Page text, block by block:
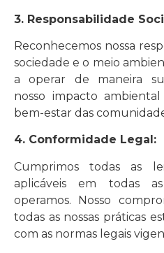
3. Responsabilidade
Reconhecemos nossa
sociedade e o meio
a operar de maneira
nosso impacto
bem-estar das
4. Conformidade Legal:
Cumprimos todas as
aplicáveis em todas
operamos. Nosso
todas as nossas práticas
com as normas legais